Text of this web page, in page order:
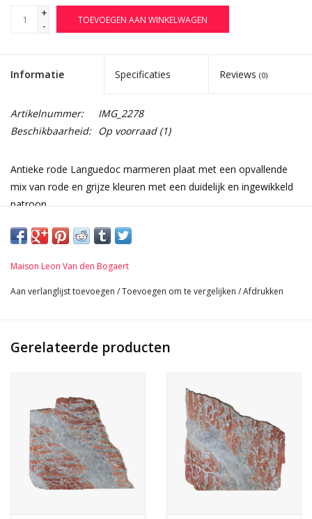
+
-
TOEVOEGEN AAN WINKELWAGEN
Informatie Specificaties Reviews (0)
Artikelnummer:
IMG_2278
Beschikbaarheid: Op voorraad(1)
Antieke rode Languedoc marmeren plaat met een opvallende
mix van rode en grijze kleuren met een duidelijk en ingewikkeld
patroon.
en vlekken, wat een verbluffend contrast creëert. Het oppervlak
het marmer benadrukt.
Languedoc marmer wordt vaak gebruikt in historische
aan elke ruimte. Als u overweegt om dit marmer voor een
Afmetingen:
138 cm Breedte 54,33 Inch
118 cm Hoogte 46,46 Inch
3 cm Dikte 1,18 Inch
95 Kg
Maison Leon Van den Bogaert
Aan verlanglijst toevoegen /Toevoegen om te vergelijken /Afdrukken
Gerelateerde producten